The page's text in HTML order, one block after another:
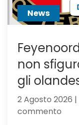
News
non
gli
2 Agosto 2026
commento